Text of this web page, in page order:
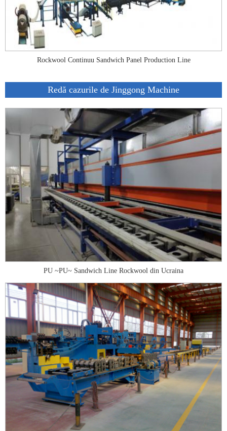
Rockwool Continuu Sandwich Panel Production Line
Redă cazurile de Jinggong Machine
PU ~PU~ Sandwich Line Rockwool din Ucraina